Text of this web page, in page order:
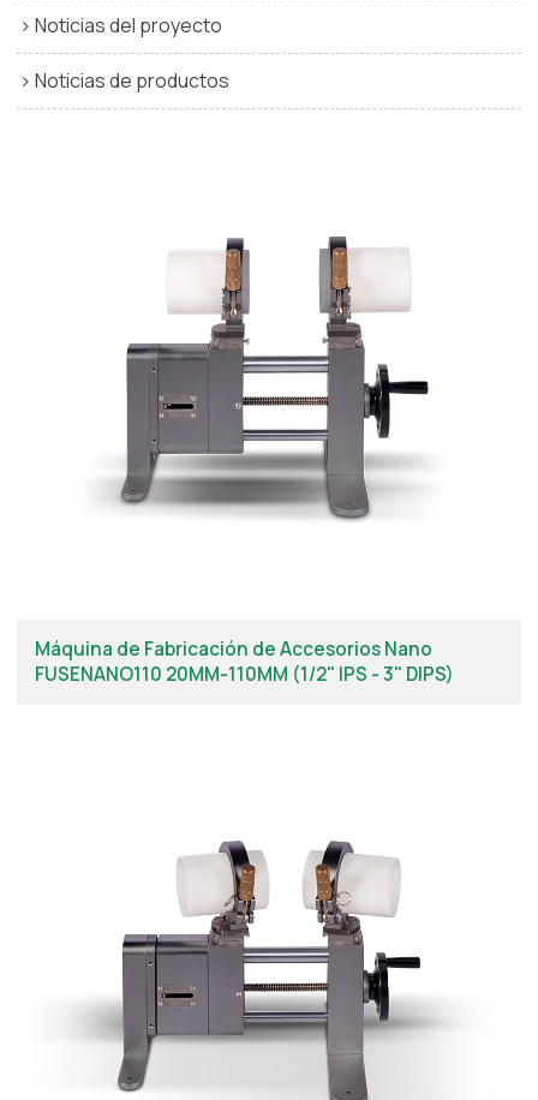
Noticias del proyecto
Noticias de productos
Máquina de Fabricación de Accesorios Nano
FUSENANO110 20MM-110MM (1/2" IPS - 3" DIPS)